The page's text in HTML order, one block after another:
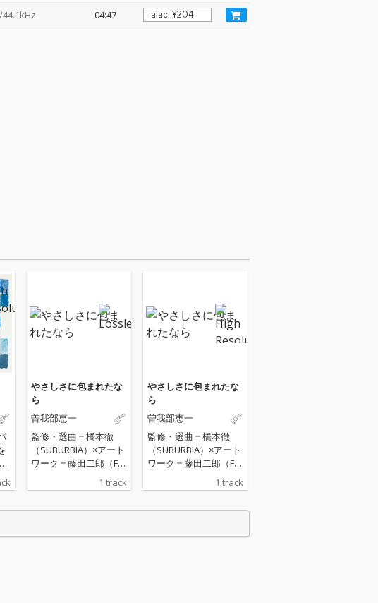
04:47
やさしさに包まれたな
ら
曽我部恵一
監修・選曲＝橋本徹
（SUBURBIA）×アート
ワーク＝藤田二郎（FJ
D）×マスタリング＝Ca
lmによる、“午後のコー
1 track
やさしさに包まれたな
ら
曽我部恵一
監修・選曲＝橋本徹
（SUBURBIA）×アート
ワーク＝藤田二郎（FJ
D）×マスタリング＝Ca
lmによる、“午後のコー
1 track